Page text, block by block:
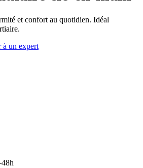
et confort au quotidien. Idéal
à un expert